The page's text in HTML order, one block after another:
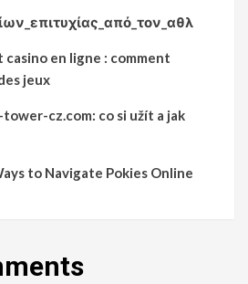
en ligne : comment
jeux
cz.com: co si užít a jak
to Navigate Pokies Online